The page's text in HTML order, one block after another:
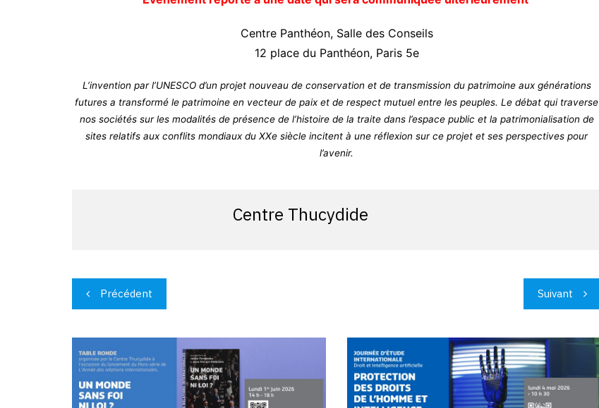
Centre Panthéon, Salle des Conseils
12 place du Panthéon, Paris 5e
L’invention par l’UNESCO d’un projet nouveau de conservation et de transmission du patrimoine aux générations
futures a transformé le patrimoine en vecteur de paix et de respect mutuel entre les peuples. Le débat qui traverse
nos sociétés sur les modalités de présence de l’histoire de la traite dans l’espace public et la patrimonialisation de
sites relatifs aux conflits mondiaux du XXe siècle incitent à une réflexion sur ce projet et ses perspectives pour
l’avenir.
Centre Thucydide
Navigation
de
l’article
Précédent Suivant